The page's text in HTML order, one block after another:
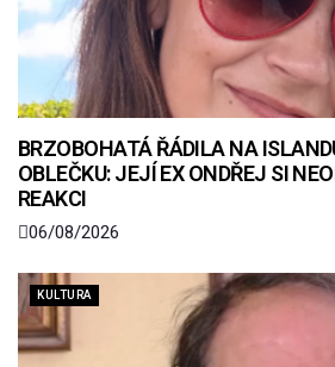
BRZOBOHATÁ ŘÁDILA NA
OBLEČKU: JEJÍ EX ONDŘEJ SI
REAKCI
06/08/2026
KULTURA